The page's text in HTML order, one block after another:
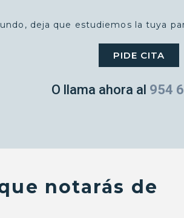
deja que estudiemos la tuya
PIDE CITA
O llama ahora al 954
notarás de